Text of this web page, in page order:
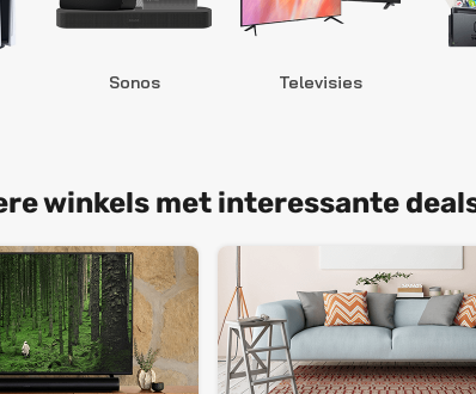
Sonos Televisies
winkels met interessante